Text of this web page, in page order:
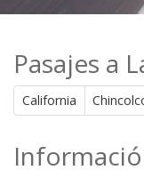
Pasajes a
California